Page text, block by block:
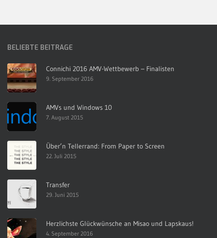
BELIEBTE BEITRÄGE
Connichi 2016 AMV-Wettbewerb – Finalisten
9. September 2016
AMVs und Windows 10
7. August 2015
Über’n Tellerrand: From Paper to Screen
22. Juli 2015
Transfer
29. Juni 2015
Herzlichste Glückwünsche an Misao und Lapskaus!
4. September 2016